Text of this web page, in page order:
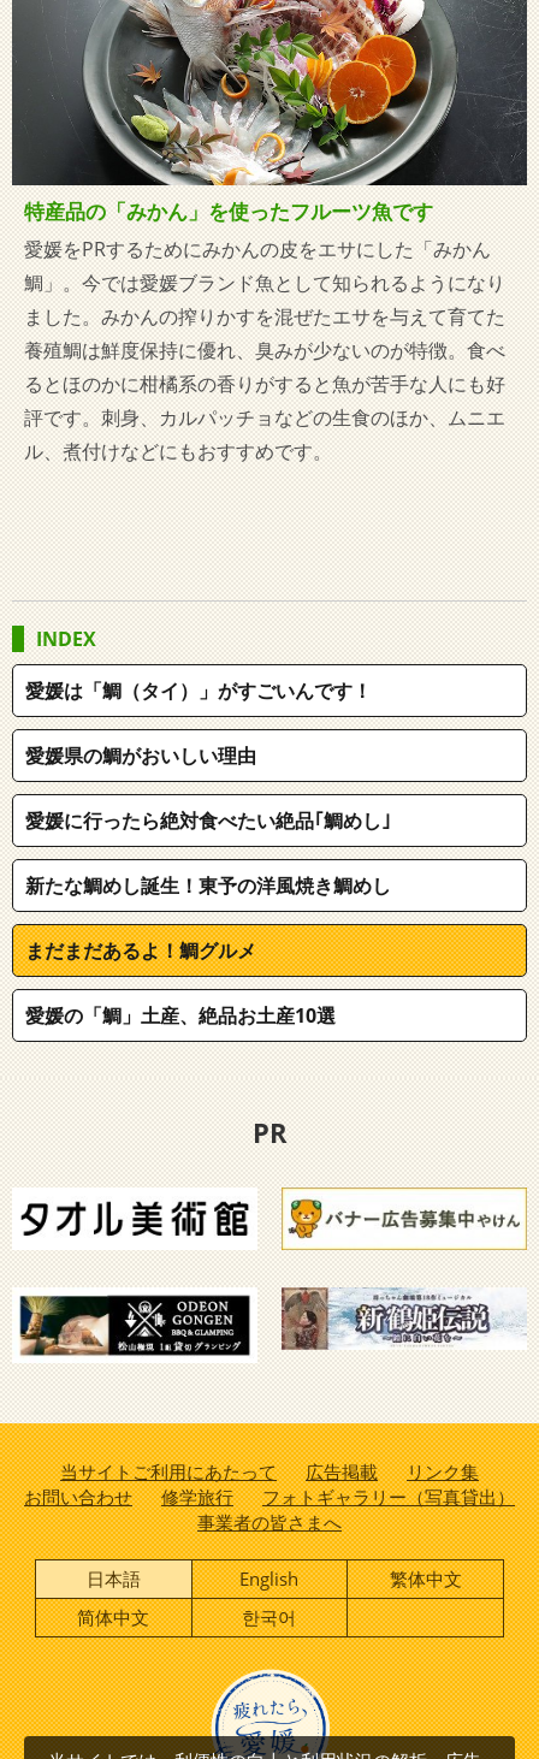
特産品の「みかん」を使ったフルーツ魚です
愛媛をPRするためにみかんの皮をエサにした「みかん
鯛」。今では愛媛ブランド魚として知られるようになり
ました。みかんの搾りかすを混ぜたエサを与えて育てた
養殖鯛は鮮度保持に優れ、臭みが少ないのが特徴。食べ
るとほのかに柑橘系の香りがすると魚が苦手な人にも好
評です。刺身、カルパッチョなどの生食のほか、ムニエ
ル、煮付けなどにもおすすめです。
INDEX
愛媛は「鯛（タイ）」がすごいんです！
愛媛県の鯛がおいしい理由
愛媛に行ったら絶対食べたい絶品｢鯛めし｣
新たな鯛めし誕生！東予の洋風焼き鯛めし
まだまだあるよ！鯛グルメ
愛媛の「鯛」土産、絶品お土産10選
PR
当サイトご利用にあたって 広告掲載
リンク集
お問い合わせ
修学旅行
フォトギャラリー（写真貸出）
事業者の皆さまへ
日本語 English
繁体中文
简体中文
한국어